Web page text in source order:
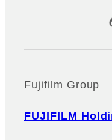
Official Social
Fujifilm Group
FUJIFILM